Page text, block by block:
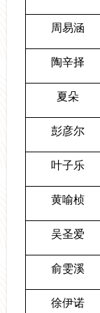
周易涵
陶辛择
夏朵
彭彦尔
叶子乐
黄喻桢
吴圣爱
俞雯溪
徐伊诺